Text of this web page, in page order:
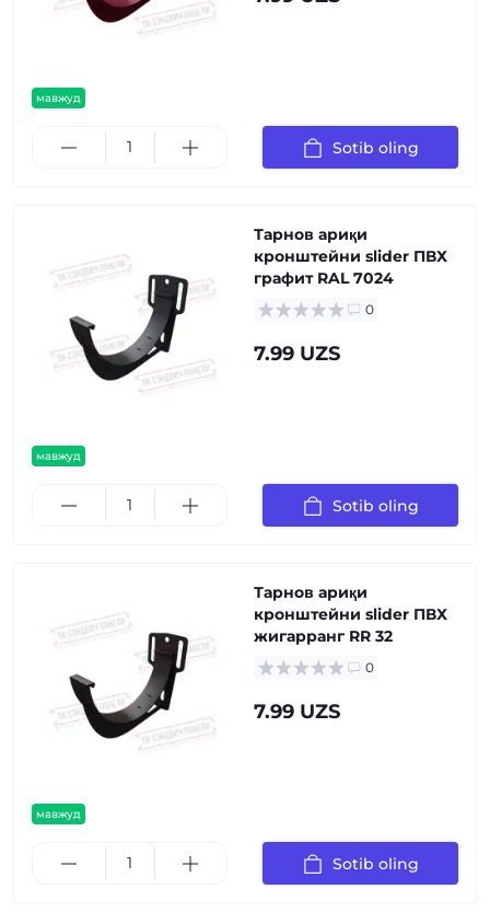
мавжуд
Sotib oling
мавжуд
Тарнов ариқи
кронштейни slider ПВХ
графит RAL 7024
0
7.99 UZS
Sotib oling
мавжуд
Тарнов ариқи
кронштейни slider ПВХ
жигарранг RR 32
0
7.99 UZS
Sotib oling